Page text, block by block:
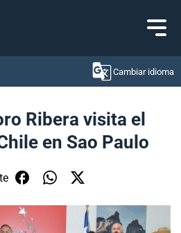
al contenido
Cambiar idioma
Ribera visita el
en Sao Paulo